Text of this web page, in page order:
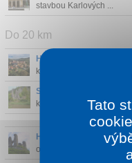
stavbou Karlových ...
Do 20 km
Hrad Loket
- Na
kolem něho...
Svatošské skály
-
která byla...
Hrad Andělská hora-
od Kar...
Tato